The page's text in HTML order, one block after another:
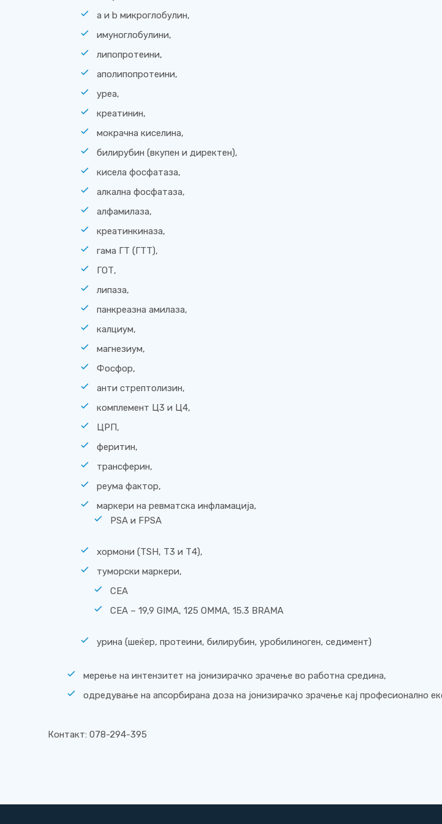
a и b микроглобулин,
имуноглобулини,
липопротеини,
аполипопротеини,
уреа,
креатинин,
мокрачна киселина,
билирубин (вкупен и директен),
кисела фосфатаза,
алкална фосфатаза,
алфамилаза,
креатинкиназа,
гама ГТ (ГТТ),
ГОТ,
липаза,
панкреазна амилаза,
калциум,
магнезиум,
Фосфор,
анти стрептолизин,
комплемент Ц3 и Ц4,
ЦРП,
феритин,
трансферин,
реума фактор,
маркери на ревматска инфламација,
PSA и FPSA
хормони (TSH, Т3 и Т4),
туморски маркери,
СЕА
СЕА – 19,9 GIMA, 125 OMMA, 15.3 BRAMA
урина (шеќер, протеини, билирубин, уробилиноген, седимент)
мерење на интензитет на јонизирачко зрачење во работна средина,
одредување на апсорбирана доза на јонизирачко зрачење кај професионално
Контакт: 078-294-395